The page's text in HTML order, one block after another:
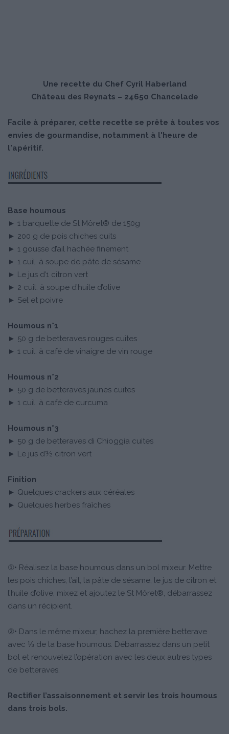
Une recette du Chef Cyril Haberland
Château des Reynats – 24650 Chancelade
Facile à préparer, cette recette se prête à toutes vos
envies de gourmandise, notamment à l'heure de
l'apéritif.
Base houmous
► 1 barquette de St Môret® de 150g
► 200 g de pois chiches cuits
► 1 gousse d’ail hachée finement
► 1 cuil. à soupe de pâte de sésame
► Le jus d’1 citron vert
► 2 cuil. à soupe d’huile d’olive
► Sel et poivre
Houmous n°1
► 50 g de betteraves rouges cuites
► 1 cuil. à café de vinaigre de vin rouge
Houmous n°2
► 50 g de betteraves jaunes cuites
► 1 cuil. à café de curcuma
Houmous n°3
► 50 g de betteraves di Chioggia cuites
► Le jus d’½ citron vert
Finition
► Quelques crackers aux céréales
► Quelques herbes fraîches
①• Réalisez la base houmous dans un bol mixeur. Mettre
les pois chiches, l’ail, la pâte de sésame, le jus de citron et
l’huile d’olive, mixez et ajoutez le St Môret®, débarrassez
dans un récipient.
②• Dans le même mixeur, hachez la première betterave
avec ⅓ de la base houmous. Débarrassez dans un petit
bol et renouvelez l’opération avec les deux autres types
de betteraves.
Rectifier l’assaisonnement et servir les trois houmous
dans trois bols.